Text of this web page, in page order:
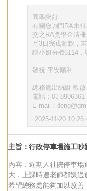
同學您好，
有關您詢問RA未
交之RA獎學金清
月3日完成滙款，
謝小姐分機6114，
敬祝 平安順利
總務處出納組 敬啟
電話：03-8906361
E-mail：
2025-11-20
主旨：行政停車場施工吵
內容：近期人社院停車
大，上課時連老師都嫌
希望總務處能夠加以改善